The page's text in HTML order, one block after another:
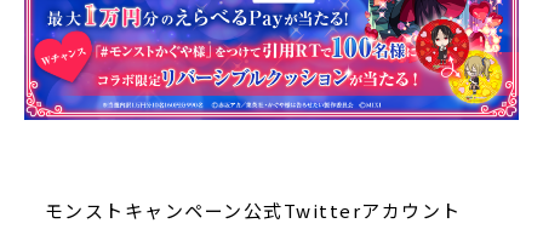
モンストキャンペーン公式Twitterアカウント